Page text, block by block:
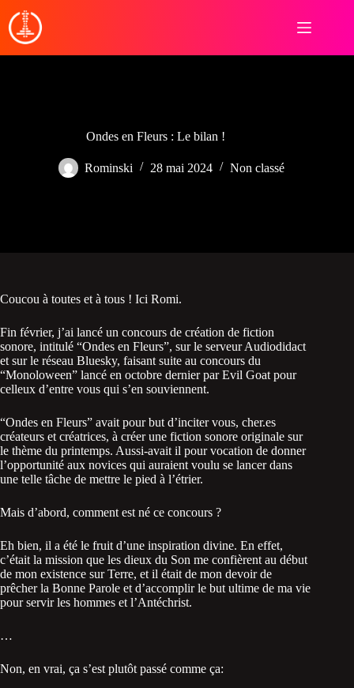
au
contenu
Ondes en Fleurs : Le bilan !
Rominski 28 mai 2024 Non classé
Coucou à toutes et à tous ! Ici Romi.
Fin février, j’ai lancé un concours de création de fiction
sonore, intitulé “Ondes en Fleurs”, sur le serveur Audiodidact
et sur le réseau Bluesky, faisant suite au concours du
“Monoloween” lancé en octobre dernier par Evil Goat pour
celleux d’entre vous qui s’en souviennent.
“Ondes en Fleurs” avait pour but d’inciter vous, cher.es
créateurs et créatrices, à créer une fiction sonore originale sur
le thème du printemps. Aussi-avait il pour vocation de donner
l’opportunité aux novices qui auraient voulu se lancer dans
une telle tâche de mettre le pied à l’étrier.
Mais d’abord, comment est né ce concours ?
Eh bien, il a été le fruit d’une inspiration divine. En effet,
c’était la mission que les dieux du Son me confièrent au début
de mon existence sur Terre, et il était de mon devoir de
prêcher la Bonne Parole et d’accomplir le but ultime de ma vie
pour servir les hommes et l’Antéchrist.
…
Non, en vrai, ça s’est plutôt passé comme ça: